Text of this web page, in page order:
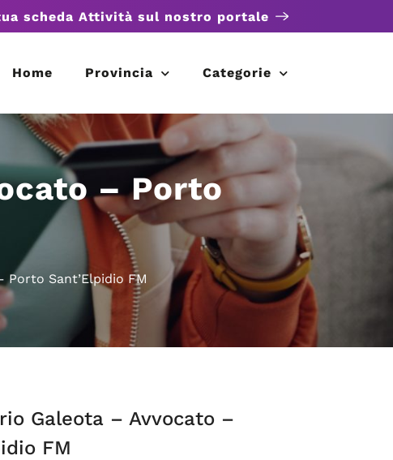
scheda Attività sul nostro portale
Home Provincia Categorie
– Porto
Sant’Elpidio FM
Galeota – Avvocato –
FM